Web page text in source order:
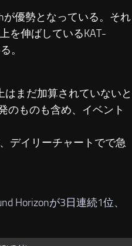
優勢となっている。それ
を伸ばしているKAT-
。
まだ加算されていないと
のものも含め、イベント
デイリーチャートでで急
Horizonが3日連続1位、